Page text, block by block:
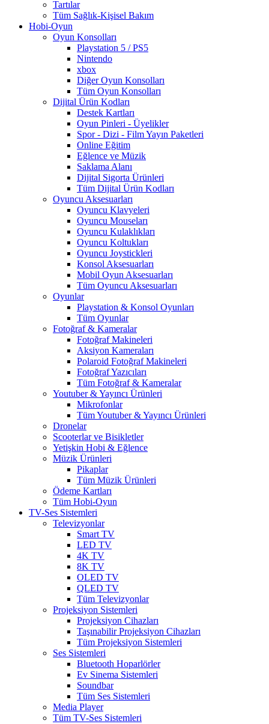
Tartılar
Tüm Sağlık-Kişisel Bakım
Hobi-Oyun
Oyun Konsolları
Playstation 5 / PS5
Nintendo
xbox
Diğer Oyun Konsolları
Tüm Oyun Konsolları
Dijital Ürün Kodları
Destek Kartları
Oyun Pinleri - Üyelikler
Spor - Dizi - Film Yayın Paketleri
Online Eğitim
Eğlence ve Müzik
Saklama Alanı
Dijital Sigorta Ürünleri
Tüm Dijital Ürün Kodları
Oyuncu Aksesuarları
Oyuncu Klavyeleri
Oyuncu Mouseları
Oyuncu Kulaklıkları
Oyuncu Koltukları
Oyuncu Joystickleri
Konsol Aksesuarları
Mobil Oyun Aksesuarları
Tüm Oyuncu Aksesuarları
Oyunlar
Playstation & Konsol Oyunları
Tüm Oyunlar
Fotoğraf & Kameralar
Fotoğraf Makineleri
Aksiyon Kameraları
Polaroid Fotoğraf Makineleri
Fotoğraf Yazıcıları
Tüm Fotoğraf & Kameralar
Youtuber & Yayıncı Ürünleri
Mikrofonlar
Tüm Youtuber & Yayıncı Ürünleri
Dronelar
Scooterlar ve Bisikletler
Yetişkin Hobi & Eğlence
Müzik Ürünleri
Pikaplar
Tüm Müzik Ürünleri
Ödeme Kartları
Tüm Hobi-Oyun
TV-Ses Sistemleri
Televizyonlar
Smart TV
LED TV
4K TV
8K TV
OLED TV
QLED TV
Tüm Televizyonlar
Projeksiyon Sistemleri
Projeksiyon Cihazları
Taşınabilir Projeksiyon Cihazları
Tüm Projeksiyon Sistemleri
Ses Sistemleri
Bluetooth Hoparlörler
Ev Sinema Sistemleri
Soundbar
Tüm Ses Sistemleri
Media Player
Tüm TV-Ses Sistemleri